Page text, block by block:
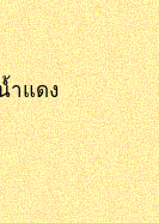
เป็ด -
สอดไส้น้ำ
ฟู้ด - ส
หลี - ห